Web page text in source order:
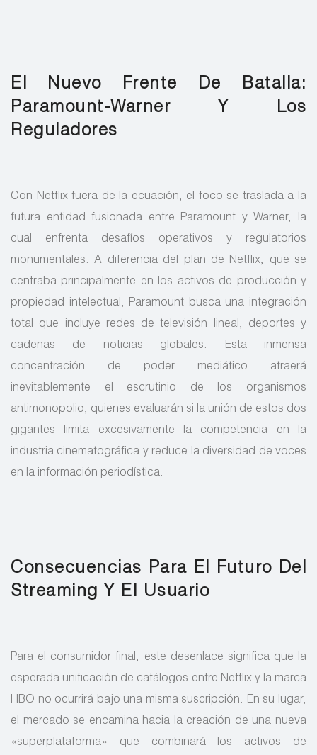
El Nuevo Frente De Batalla:
Paramount-Warner Y Los
Reguladores
Con Netflix fuera de la ecuación, el foco se traslada a la
futura entidad fusionada entre Paramount y Warner, la
cual enfrenta desafíos operativos y regulatorios
monumentales. A diferencia del plan de Netflix, que se
centraba principalmente en los activos de producción y
propiedad intelectual, Paramount busca una integración
total que incluye redes de televisión lineal, deportes y
cadenas de noticias globales. Esta inmensa
concentración de poder mediático atraerá
inevitablemente el escrutinio de los organismos
antimonopolio, quienes evaluarán si la unión de estos dos
gigantes limita excesivamente la competencia en la
industria cinematográfica y reduce la diversidad de voces
en la información periodística.
Consecuencias Para El Futuro Del
Streaming Y El Usuario
Para el consumidor final, este desenlace significa que la
esperada unificación de catálogos entre Netflix y la marca
HBO no ocurrirá bajo una misma suscripción. En su lugar,
el mercado se encamina hacia la creación de una nueva
«superplataforma» que combinará los activos de